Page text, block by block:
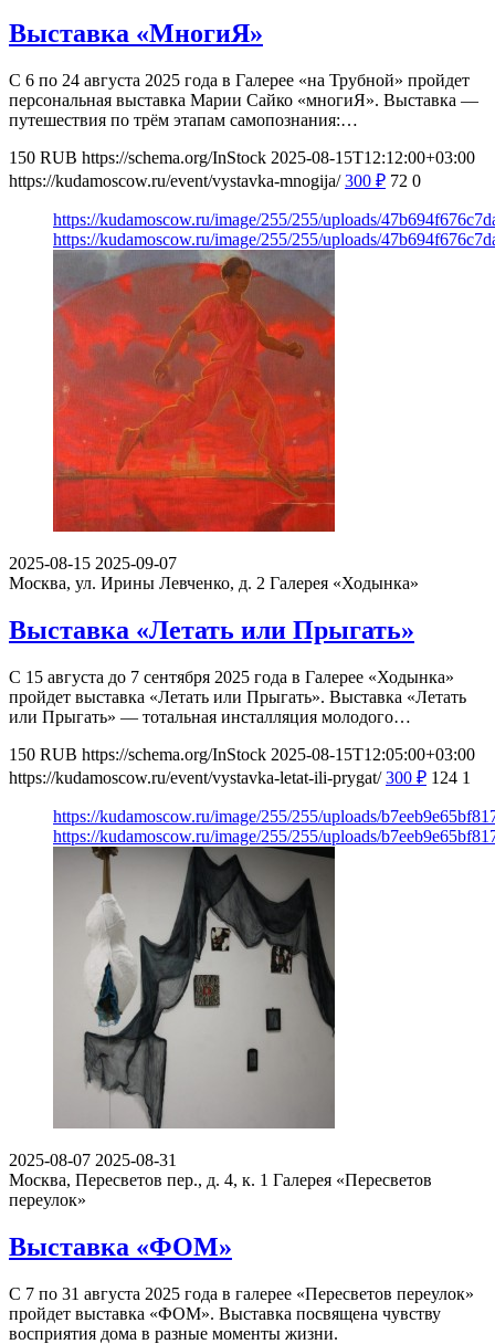
Выставка «МногиЯ»
С 6 по 24 августа 2025 года в Галерее «на Трубной» пройдет
персональная выставка Марии Сайко «многиЯ». Выставка —
путешествия по трём этапам самопознания:…
150 RUB https://schema.org/InStock 2025-08-15T12:12:00+03:00
https://kudamoscow.ru/event/vystavka-mnogija/ 300 ₽ 72 0
https://kudamoscow.ru/image/255/255/uploads/
https://kudamoscow.ru/image/255/255/uploads/
2025-08-15 2025-09-07
Москва, ул. Ирины Левченко, д. 2 Галерея «Ходынка»
Выставка «Летать или Прыгать»
С 15 августа до 7 сентября 2025 года в Галерее «Ходынка»
пройдет выставка «Летать или Прыгать». Выставка «Летать
или Прыгать» — тотальная инсталляция молодого…
150 RUB https://schema.org/InStock 2025-08-15T12:05:00+03:00
https://kudamoscow.ru/event/vystavka-letat-ili-prygat/ 300 ₽ 124 1
https://kudamoscow.ru/image/255/255/uploads/
https://kudamoscow.ru/image/255/255/uploads/
2025-08-07 2025-08-31
Москва, Пересветов пер., д. 4, к. 1 Галерея «Пересветов
переулок»
Выставка «ФОМ»
С 7 по 31 августа 2025 года в галерее «Пересветов переулок»
пройдет выставка «ФОМ». Выставка посвящена чувству
восприятия дома в разные моменты жизни.